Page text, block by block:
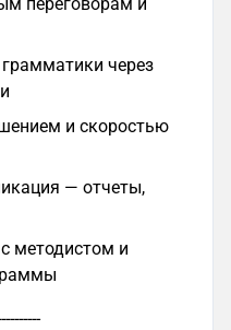
через
и скоростью
— отчеты,
методистом и